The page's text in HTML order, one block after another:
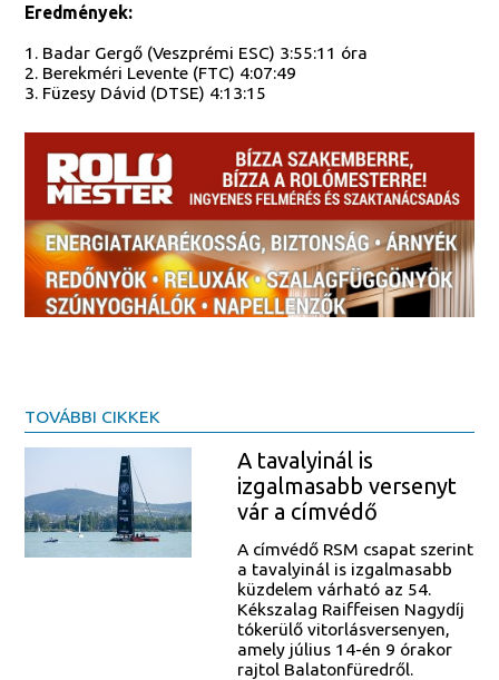
Eredmények:
1. Badar Gergő (Veszprémi ESC) 3:55:11 óra
2. Berekméri Levente (FTC) 4:07:49
3. Füzesy Dávid (DTSE) 4:13:15
TOVÁBBI CIKKEK
A tavalyinál is
izgalmasabb versenyt
vár a címvédő
A címvédő RSM csapat szerint
a tavalyinál is izgalmasabb
küzdelem várható az 54.
Kékszalag Raiffeisen Nagydíj
tókerülő vitorlásversenyen,
amely július 14-én 9 órakor
rajtol Balatonfüredről.